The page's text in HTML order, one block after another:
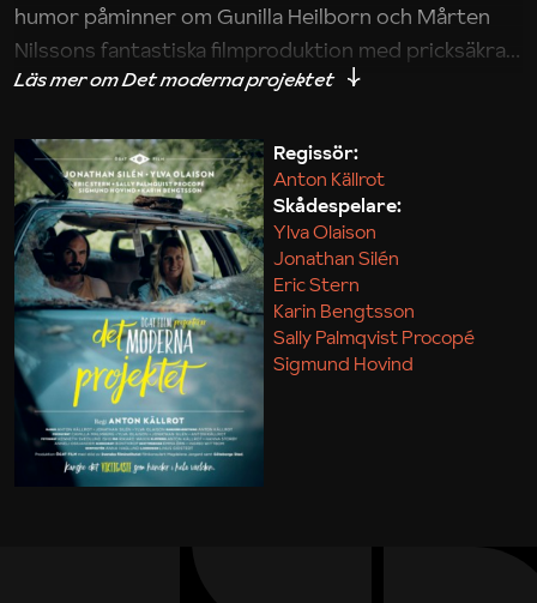
humor påminner om Gunilla Heilborn och Mårten
Nilssons fantastiska filmproduktion med pricksäkra
iakttagelser om hur svårt det kan vara att omsätta
Maja Kekonius
Regissör:
Anton Källrot
Skådespelare:
Ylva Olaison
Jonathan Silén
Eric Stern
Karin Bengtsson
Sally Palmqvist Procopé
Sigmund Hovind